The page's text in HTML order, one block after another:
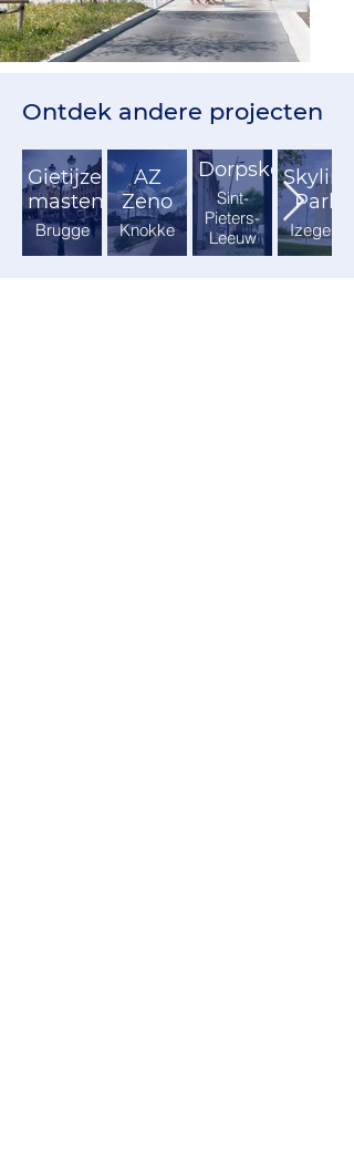
Ontdek andere projecten
Gietijzeren
masten
Brugge
AZ
Zeno
Knokke
Dorpskern
Sint-
Pieters-
Leeuw
Skyline
Park
Izegem